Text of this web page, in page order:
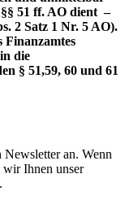
51 ff. AO dient –
2 Satz 1 Nr. 5 AO).
Finanzamtes
die
§ 51,59, 60 und 61
Newsletter an. Wenn
wir Ihnen unser